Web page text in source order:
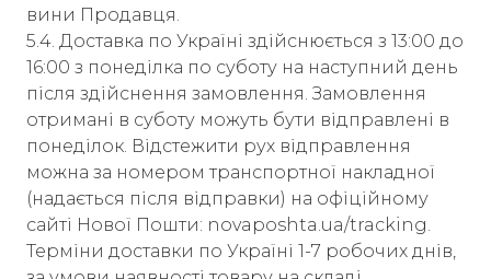
вини Продавця.
5.4. Доставка по Україні здійснюється з 13:00 до
16:00 з понеділка по суботу на наступний день
після здійснення замовлення. Замовлення
отримані в суботу можуть бути відправлені в
понеділок. Відстежити рух відправлення
можна за номером транспортної накладної
(надається після відправки) на офіційному
сайті Нової Пошти: novaposhta.ua/tracking.
Терміни доставки по Україні 1-7 робочих днів,